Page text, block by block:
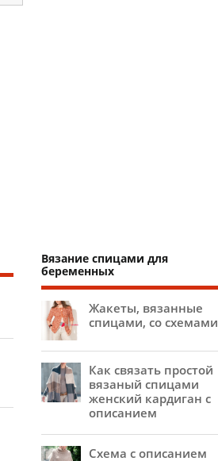
Вязание спицами для
беременных
Жакеты, вязанные
спицами, со схемами
Как связать простой
вязаный спицами
женский кардиган с
описанием
Схема с описанием